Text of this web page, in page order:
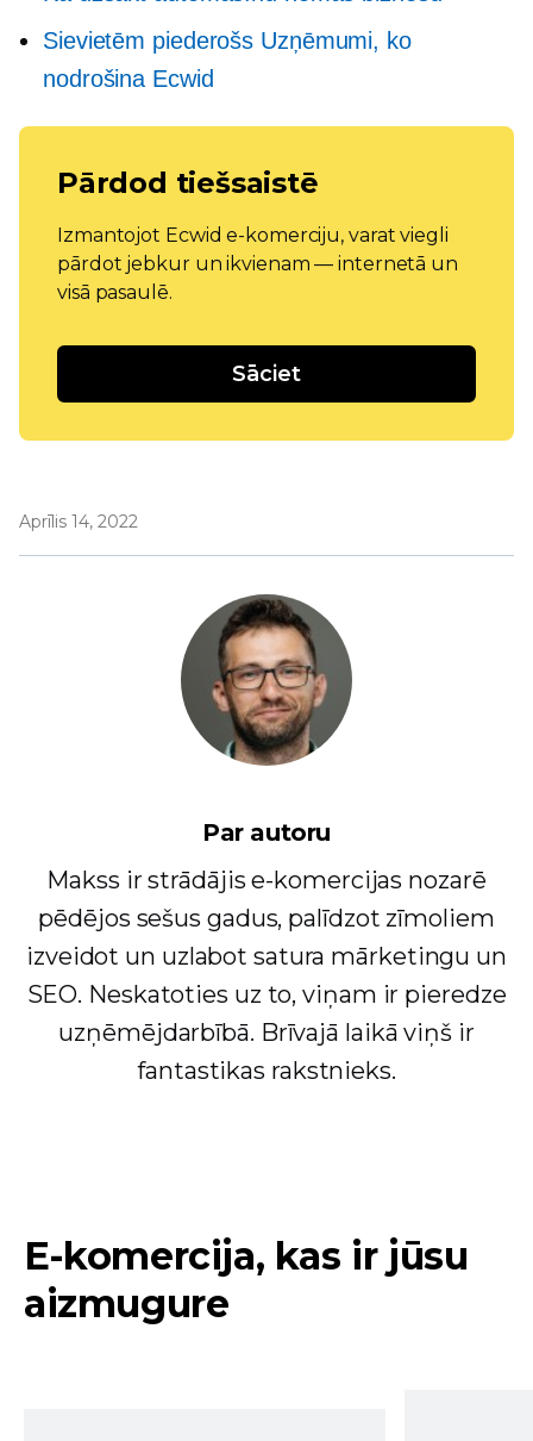
Sievietēm piederošs Uzņēmumi, ko
nodrošina Ecwid
Pārdod tiešsaistē
Izmantojot Ecwid e-komerciju, varat viegli
pārdot jebkur un ikvienam — internetā un
visā pasaulē.
Sāciet
Aprīlis 14, 2022
Par autoru
Makss ir strādājis e-komercijas nozarē
pēdējos sešus gadus, palīdzot zīmoliem
izveidot un uzlabot satura mārketingu un
SEO. Neskatoties uz to, viņam ir pieredze
uzņēmējdarbībā. Brīvajā laikā viņš ir
fantastikas rakstnieks.
E-komercija, kas ir jūsu
aizmugure